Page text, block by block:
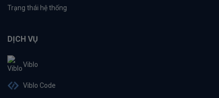
Trạng thái hệ thống
DỊCH VỤ
Viblo
Viblo Code